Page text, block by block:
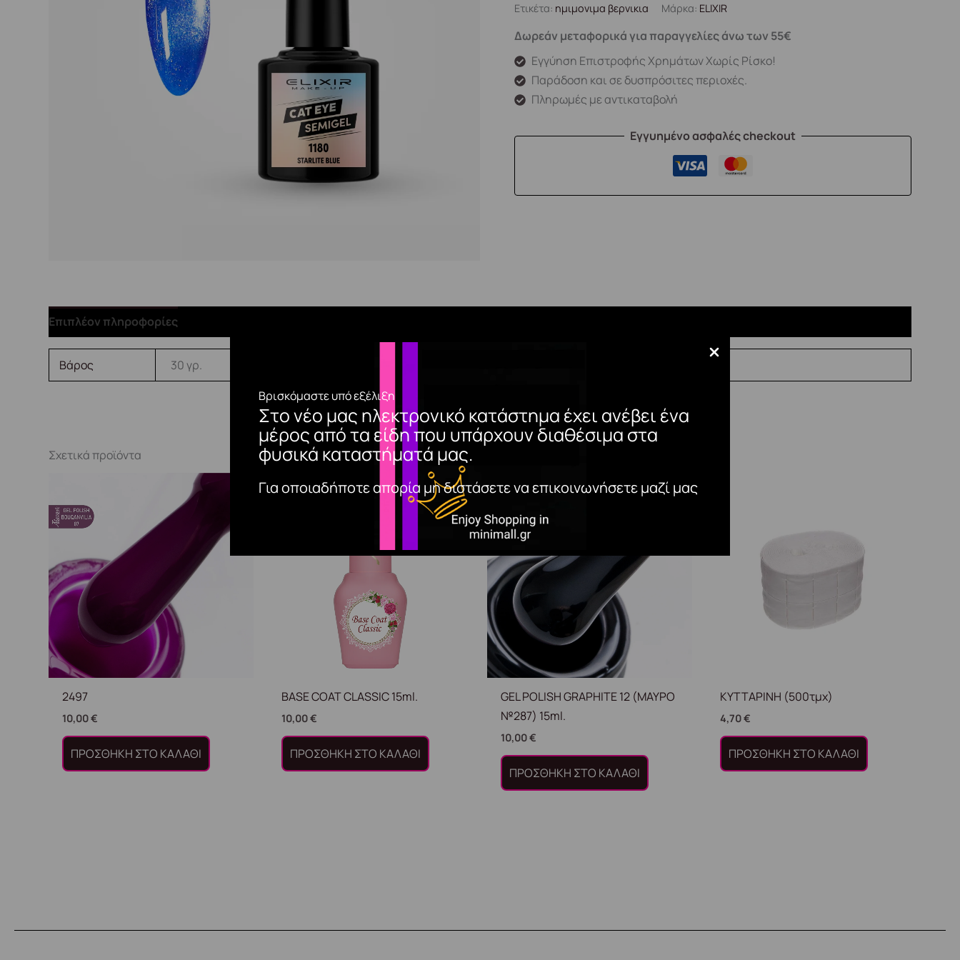
Βρισκόμαστε υπό εξέλιξη
Στο νέο μας ηλεκτρονικό κατάστημα έχει ανέβει ένα
μέρος από τα είδη που υπάρχουν διαθέσιμα στα
φυσικά καταστήματά μας.
Για οποιαδήποτε απορία μη διστάσετε να επικοινωνήσετε μαζί μας
Ετικέτα: ημιμονιμα βερνικια Μάρκα: ELIXIR
Δωρεάν μεταφορικά για παραγγελίες άνω των 55€
Εγγύηση Επιστροφής Χρημάτων Χωρίς Ρίσκο!
Παράδοση και σε δυσπρόσιτες περιοχές.
Πληρωμές με αντικαταβολή
Εγγυημένο ασφαλές checkout
Επιπλέον πληροφορίες
Βάρος 30 γρ.
Σχετικά προϊόντα
2497
10,00€
ΠΡΟΣΘΉΚΗ ΣΤΟ ΚΑΛΆΘΙ
BASE COAT CLASSIC 15ml.
10,00€
ΠΡΟΣΘΉΚΗ ΣΤΟ ΚΑΛΆΘΙ
GEL POLISH GRAPHITE 12 (ΜΑΥΡΟ
№287) 15ml.
10,00€
ΠΡΟΣΘΉΚΗ ΣΤΟ ΚΑΛΆΘΙ
ΚΥΤΤΑΡΙΝΗ (500τμχ)
4,70€
ΠΡΟΣΘΉΚΗ ΣΤΟ ΚΑΛΆΘΙ